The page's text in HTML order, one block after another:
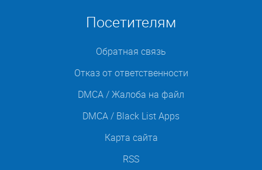
Посетителям
Обратная связь
Отказ от ответственности
DMCA / Жалоба на файл
DMCA / Black List Apps
Карта сайта
RSS